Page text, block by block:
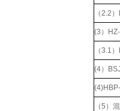
（2.2
(3）
（3.1
(4）
（5）